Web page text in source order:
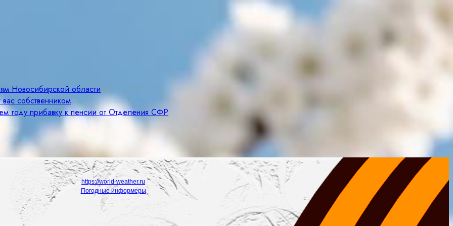
Новосибирской области
собственником
году прибавку к пенсии от Отделения СФР
https://world-weather.ru
Погодные информеры